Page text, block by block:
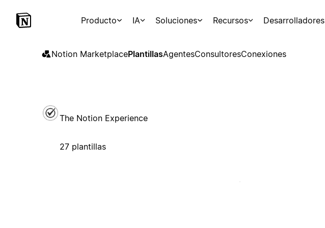
Producto IA Soluciones Recursos Desarrolladores
Notion MarketplacePlantillasAgentesConsultoresConexiones
The Notion Experience
27 plantillas